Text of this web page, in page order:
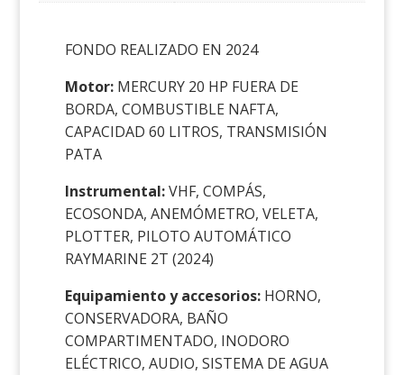
FONDO REALIZADO EN 2024
Motor: MERCURY 20 HP FUERA DE
BORDA, COMBUSTIBLE NAFTA,
CAPACIDAD 60 LITROS, TRANSMISIÓN
PATA
Instrumental:VHF, COMPÁS,
ECOSONDA, ANEMÓMETRO, VELETA,
PLOTTER, PILOTO AUTOMÁTICO
RAYMARINE 2T (2024)
Equipamiento y accesorios: HORNO,
CONSERVADORA, BAÑO
COMPARTIMENTADO, INODORO
ELÉCTRICO, AUDIO, SISTEMA DE AGUA